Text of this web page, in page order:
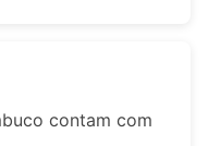
contam com